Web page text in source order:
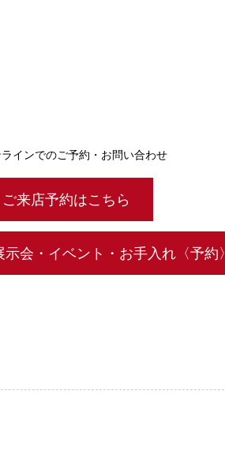
インでのご予約・お問い合わせ
ご来店予約はこちら
示会・イベント・お手入れ〈予約〉